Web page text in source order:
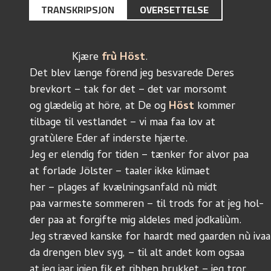
TRANSKRIPSJON OVERSETTELSE
              Kjære
frù Höst.
Det blev længe förend jeg besvarede Deres
brevkort – tak for det – det var morsomt
og glædelig at höre, at De og Höst kommer
tilbage til vestlandet – vi maa faa lov at
gratùlere Eder af inderste hjærte.
Jeg er elendig for tiden – tænker for alvor paa
at forlade Jölster – taaler ikke klimaet
her – plages af kvælningsanfald nù midt
paa varmeste sommeren – til trods for at jeg hol-
der paa at forgifte mig aldeles med jodkaliùm.
Jeg stræved kanske for haardt med gaarden nù
da drengen blev syg, – til alt andet kom ogsaa